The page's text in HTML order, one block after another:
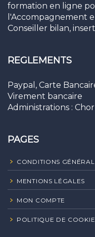
formation en ligne
l'Accompagnement
Conseiller bilan,
REGLEMENTS
Paypal, Carte
Virement bancaire
Administrations :
PAGES
CONDITIONS
MENTIONS LÉGALES
MON COMPTE
POLITIQUE DE